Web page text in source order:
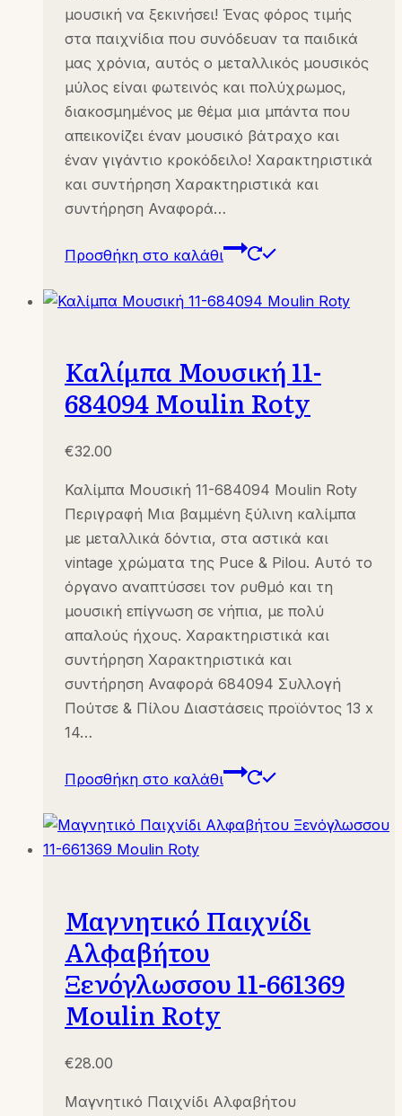
μουσική να ξεκινήσει! Ένας φόρος τιμής
στα παιχνίδια που συνόδευαν τα παιδικά
μας χρόνια, αυτός ο μεταλλικός μουσικός
μύλος είναι φωτεινός και πολύχρωμος,
διακοσμημένος με θέμα μια μπάντα που
απεικονίζει έναν μουσικό βάτραχο και
έναν γιγάντιο κροκόδειλο! Χαρακτηριστικά
και συντήρηση Χαρακτηριστικά και
συντήρηση Αναφορά…
Προσθήκη στο καλάθι
Καλίμπα Μουσική 11-
684094 Moulin Roty
€32.00
Καλίμπα Μουσική 11-684094 Moulin Roty
Περιγραφή Μια βαμμένη ξύλινη καλίμπα
με μεταλλικά δόντια, στα αστικά και
vintage χρώματα της Puce & Pilou. Αυτό το
όργανο αναπτύσσει τον ρυθμό και τη
μουσική επίγνωση σε νήπια, με πολύ
απαλούς ήχους. Χαρακτηριστικά και
συντήρηση Χαρακτηριστικά και
συντήρηση Αναφορά 684094 Συλλογή
Πούτσε & Πίλου Διαστάσεις προϊόντος 13 x
14…
Προσθήκη στο καλάθι
Μαγνητικό Παιχνίδι
Αλφαβήτου
Ξενόγλωσσου 11-661369
Moulin Roty
€28.00
Μαγνητικό Παιχνίδι Αλφαβήτου